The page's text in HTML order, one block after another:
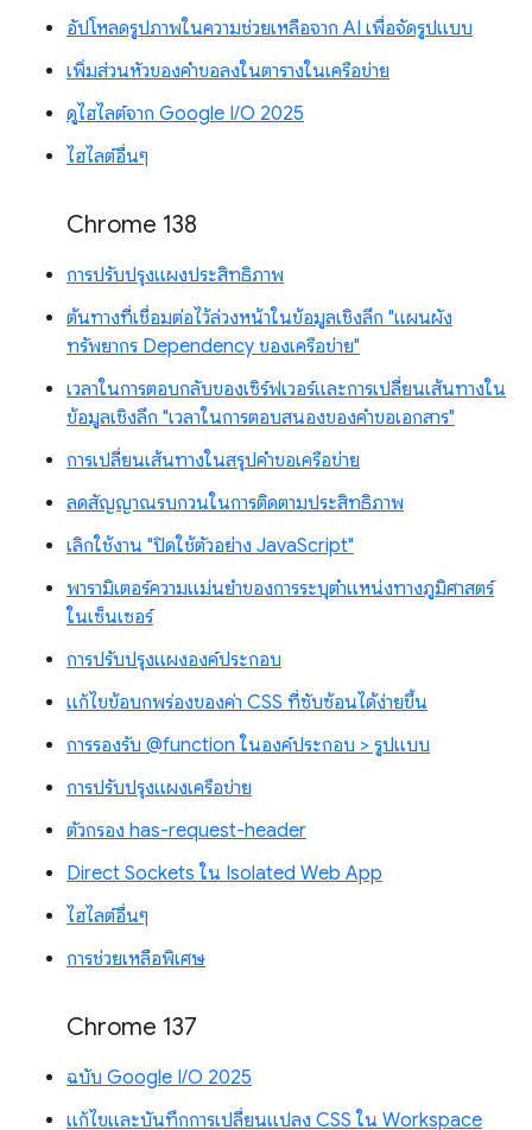
อัปโหลดรูปภาพในความช่วยเหลือจาก AI เพื่อจัดรูปแบบ
เพิ่มส่วนหัวของคำขอลงในตารางในเครือข่าย
ดูไฮไลต์จาก Google I/O 2025
ไฮไลต์อื่นๆ
Chrome 138
การปรับปรุงแผงประสิทธิภาพ
ต้นทางที่เชื่อมต่อไว้ล่วงหน้าในข้อมูลเชิงลึก "แผนผัง
ทรัพยากร Dependency ของเครือข่าย"
เวลาในการตอบกลับของเซิร์ฟเวอร์และการเปลี่ยนเส้นทางใน
ข้อมูลเชิงลึก "เวลาในการตอบสนองของคำขอเอกสาร"
การเปลี่ยนเส้นทางในสรุปคำขอเครือข่าย
ลดสัญญาณรบกวนในการติดตามประสิทธิภาพ
เลิกใช้งาน "ปิดใช้ตัวอย่าง JavaScript"
พารามิเตอร์ความแม่นยำของการระบุตำแหน่งทางภูมิศาสตร์
ในเซ็นเซอร์
การปรับปรุงแผงองค์ประกอบ
แก้ไขข้อบกพร่องของค่า CSS ที่ซับซ้อนได้ง่ายขึ้น
การรองรับ @function ในองค์ประกอบ > รูปแบบ
การปรับปรุงแผงเครือข่าย
ตัวกรอง has-request-header
Direct Sockets ใน Isolated Web App
ไฮไลต์อื่นๆ
การช่วยเหลือพิเศษ
Chrome 137
ฉบับ Google I/O 2025
แก้ไขและบันทึกการเปลี่ยนแปลง CSS ใน Workspace